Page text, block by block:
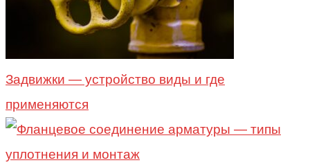
Задвижки — устройство виды и где
применяются